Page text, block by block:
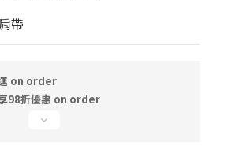
帶
on order
98折優惠 on order